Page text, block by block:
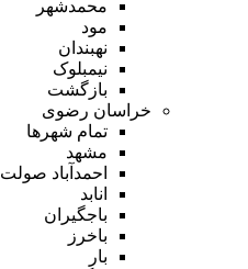
محمدشهر
مود
نهبندان
نیمبلوک
بازگشت
خراسان رضوی
تمام شهر‌ها
مشهد
احمدآباد صولت
انابد
باجگیران
باخرز
بار